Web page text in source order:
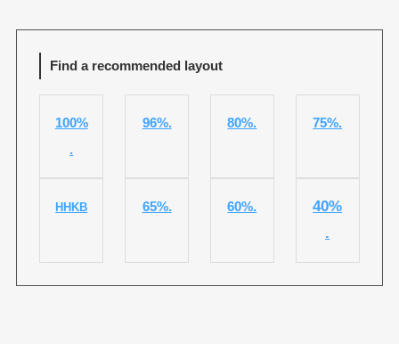
Find a recommended layout
100%
.
96%. 80%. 75%.
HHKB 65%. 60%.
40%
.